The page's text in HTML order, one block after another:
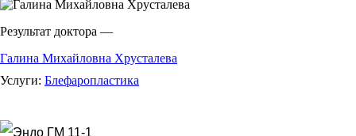
Результат доктора —
Галина Михайловна Хрусталева
Услуги: Блефаропластика